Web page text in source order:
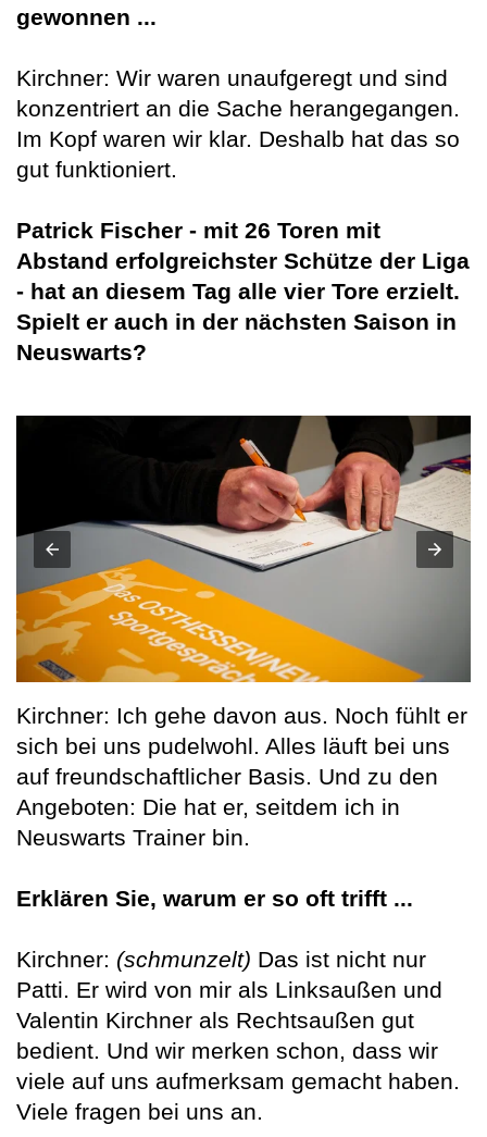
gewonnen ...
Kirchner: Wir waren unaufgeregt und sind
konzentriert an die Sache herangegangen.
Im Kopf waren wir klar. Deshalb hat das so
gut funktioniert.
Patrick Fischer - mit 26 Toren mit
Abstand erfolgreichster Schütze der Liga
- hat an diesem Tag alle vier Tore erzielt.
Spielt er auch in der nächsten Saison in
Neuswarts?
Kirchner: Ich gehe davon aus. Noch fühlt er
sich bei uns pudelwohl. Alles läuft bei uns
auf freundschaftlicher Basis. Und zu den
Angeboten: Die hat er, seitdem ich in
Neuswarts Trainer bin.
Erklären Sie, warum er so oft trifft ...
Kirchner: (schmunzelt) Das ist nicht nur
Patti. Er wird von mir als Linksaußen und
Valentin Kirchner als Rechtsaußen gut
bedient. Und wir merken schon, dass wir
viele auf uns aufmerksam gemacht haben.
Viele fragen bei uns an.